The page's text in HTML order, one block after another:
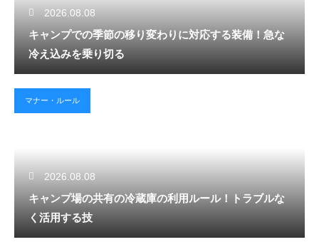
2026.08.08
キャンプでの季節の移り変わりに対応する装備！急な
冷え込みを乗り切る
マナー・ルール
2026.08.08
キャンプ場の共有の冷蔵庫の利用ルール！トラブルな
く活用する技